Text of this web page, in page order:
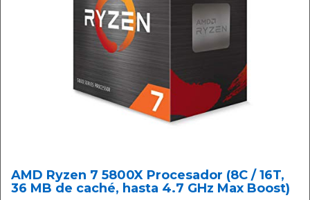
AMD Ryzen 7 5800X Procesador (8C / 16T,
36 MB de caché, hasta 4.7 GHz Max Boost)